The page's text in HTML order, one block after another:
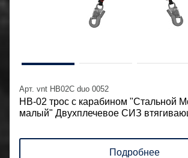
Арт. vnt HB02C duo 0052
НВ-02 трос с карабином "Стальной
малый" Двухплечевое СИЗ
Подробнее